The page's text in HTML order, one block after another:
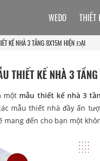
KẾ NHÀ 3 TẦNG 8X15M HIỆN ĐẠI
THIẾT KẾ NHÀ 3
một mẫu thiết kế nhà 3
mẫu thiết nhà đầy ấn
mang đến cho bạn một
WEDO THIẾT